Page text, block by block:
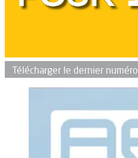
Télécharger le dernier numéro